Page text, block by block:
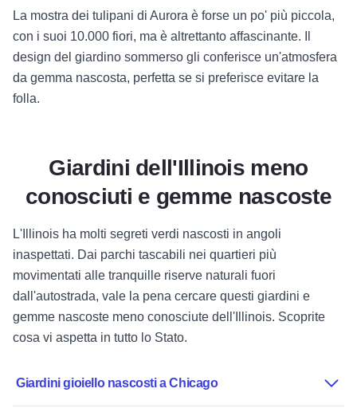
La mostra dei tulipani di Aurora è forse un po' più piccola,
con i suoi 10.000 fiori, ma è altrettanto affascinante. Il
design del giardino sommerso gli conferisce un'atmosfera
da gemma nascosta, perfetta se si preferisce evitare la
folla.
Giardini dell'Illinois meno
conosciuti e gemme nascoste
L'Illinois ha molti segreti verdi nascosti in angoli
inaspettati. Dai parchi tascabili nei quartieri più
movimentati alle tranquille riserve naturali fuori
dall'autostrada, vale la pena cercare questi giardini e
gemme nascoste meno conosciute dell'Illinois. Scoprite
cosa vi aspetta in tutto lo Stato.
Giardini gioiello nascosti a Chicago